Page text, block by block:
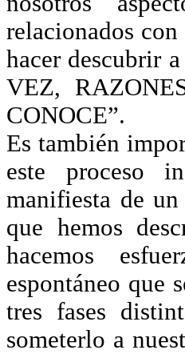
relacionados
hacer descubrir
VEZ,
CONOCE”.
Es también
este proceso
manifiesta de
que hemos
hacemos
espontáneo que
tres fases
someterlo a